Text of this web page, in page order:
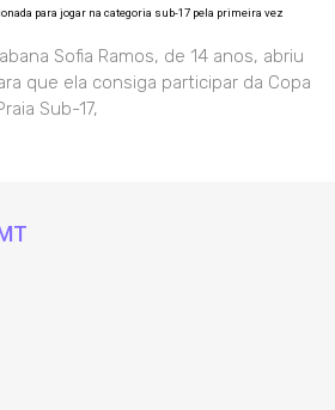
para jogar na categoria sub-17 pela primeira vez
Sofia Ramos, de 14 anos, abriu
que ela consiga participar da Copa
Sub-17,